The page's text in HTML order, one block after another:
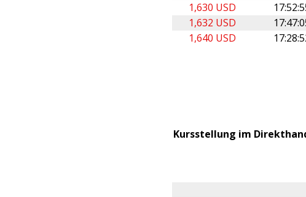
1,630 USD
1,632 USD
1,640 USD
Kursstellung im